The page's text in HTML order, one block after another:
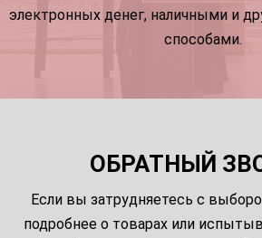
электронных денег, наличными и
способами.
ОБРАТНЫЙ
Если вы затрудняетесь с
подробнее о товарах или